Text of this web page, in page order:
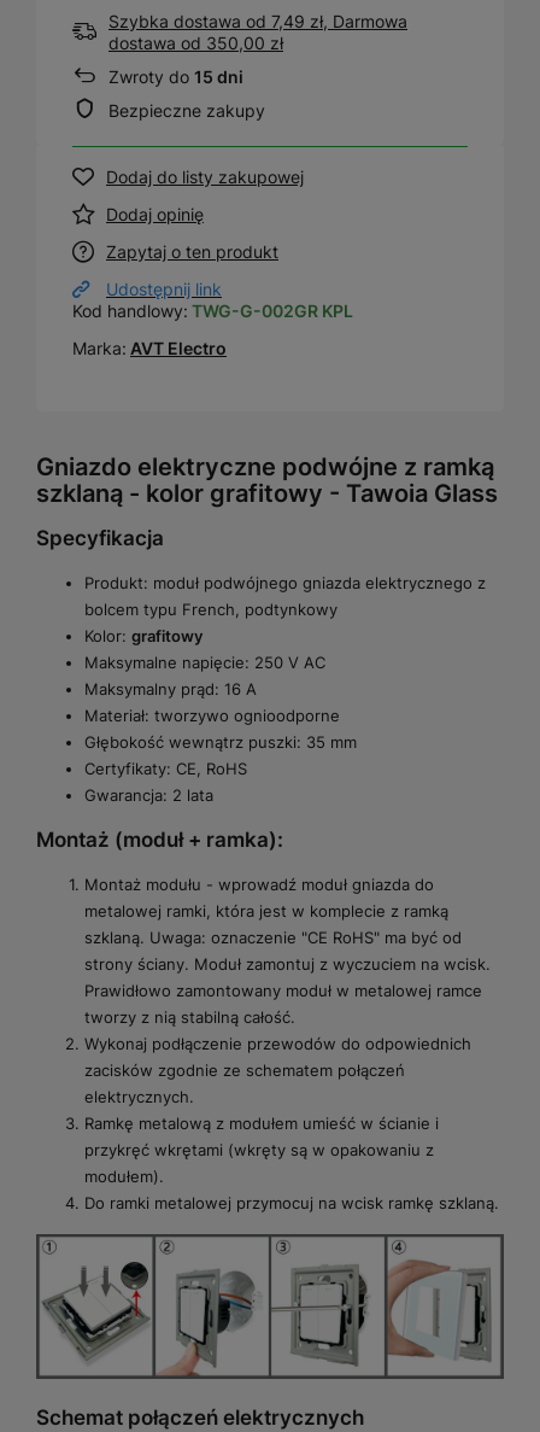
Szybka dostawa od 7,49 zł, Darmowa
dostawa od 350,00 zł
Zwroty do 15 dni
Bezpieczne zakupy
Dodaj do listy zakupowej
Dodaj opinię
Zapytaj o ten produkt
Udostępnij link
Kod handlowy: TWG-G-002GR KPL
Marka: AVT Electro
Gniazdo elektryczne podwójne z ramką
szklaną - kolor grafitowy - Tawoia Glass
Specyfikacja
Produkt: moduł podwójnego gniazda elektrycznego z
bolcem typu French, podtynkowy
Kolor: grafitowy
Maksymalne napięcie: 250 V AC
Maksymalny prąd: 16 A
Materiał: tworzywo ognioodporne
Głębokość wewnątrz puszki: 35 mm
Certyfikaty: CE, RoHS
Gwarancja: 2 lata
Montaż (moduł + ramka):
Montaż modułu - wprowadź moduł gniazda do
metalowej ramki, która jest w komplecie z ramką
szklaną. Uwaga: oznaczenie "CE RoHS" ma być od
strony ściany. Moduł zamontuj z wyczuciem na wcisk.
Prawidłowo zamontowany moduł w metalowej ramce
tworzy z nią stabilną całość.
Wykonaj podłączenie przewodów do odpowiednich
zacisków zgodnie ze schematem połączeń
elektrycznych.
Ramkę metalową z modułem umieść w ścianie i
przykręć wkrętami (wkręty są w opakowaniu z
modułem).
Do ramki metalowej przymocuj na wcisk ramkę szklaną.
Schemat połączeń elektrycznych